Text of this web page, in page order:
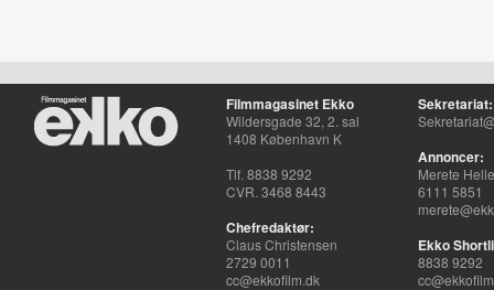
Filmmagasinet Ekko
Wildersgade 32, 2. sal
1408 København K
Tlf. 8838 9292
CVR. 3468 8443
Chefredaktør:
Claus Christensen
2729 0011
cc@ekkofilm.dk
Sekretariat:
Annoncer:
Merete
6111 5851
Ekko
8838 9292